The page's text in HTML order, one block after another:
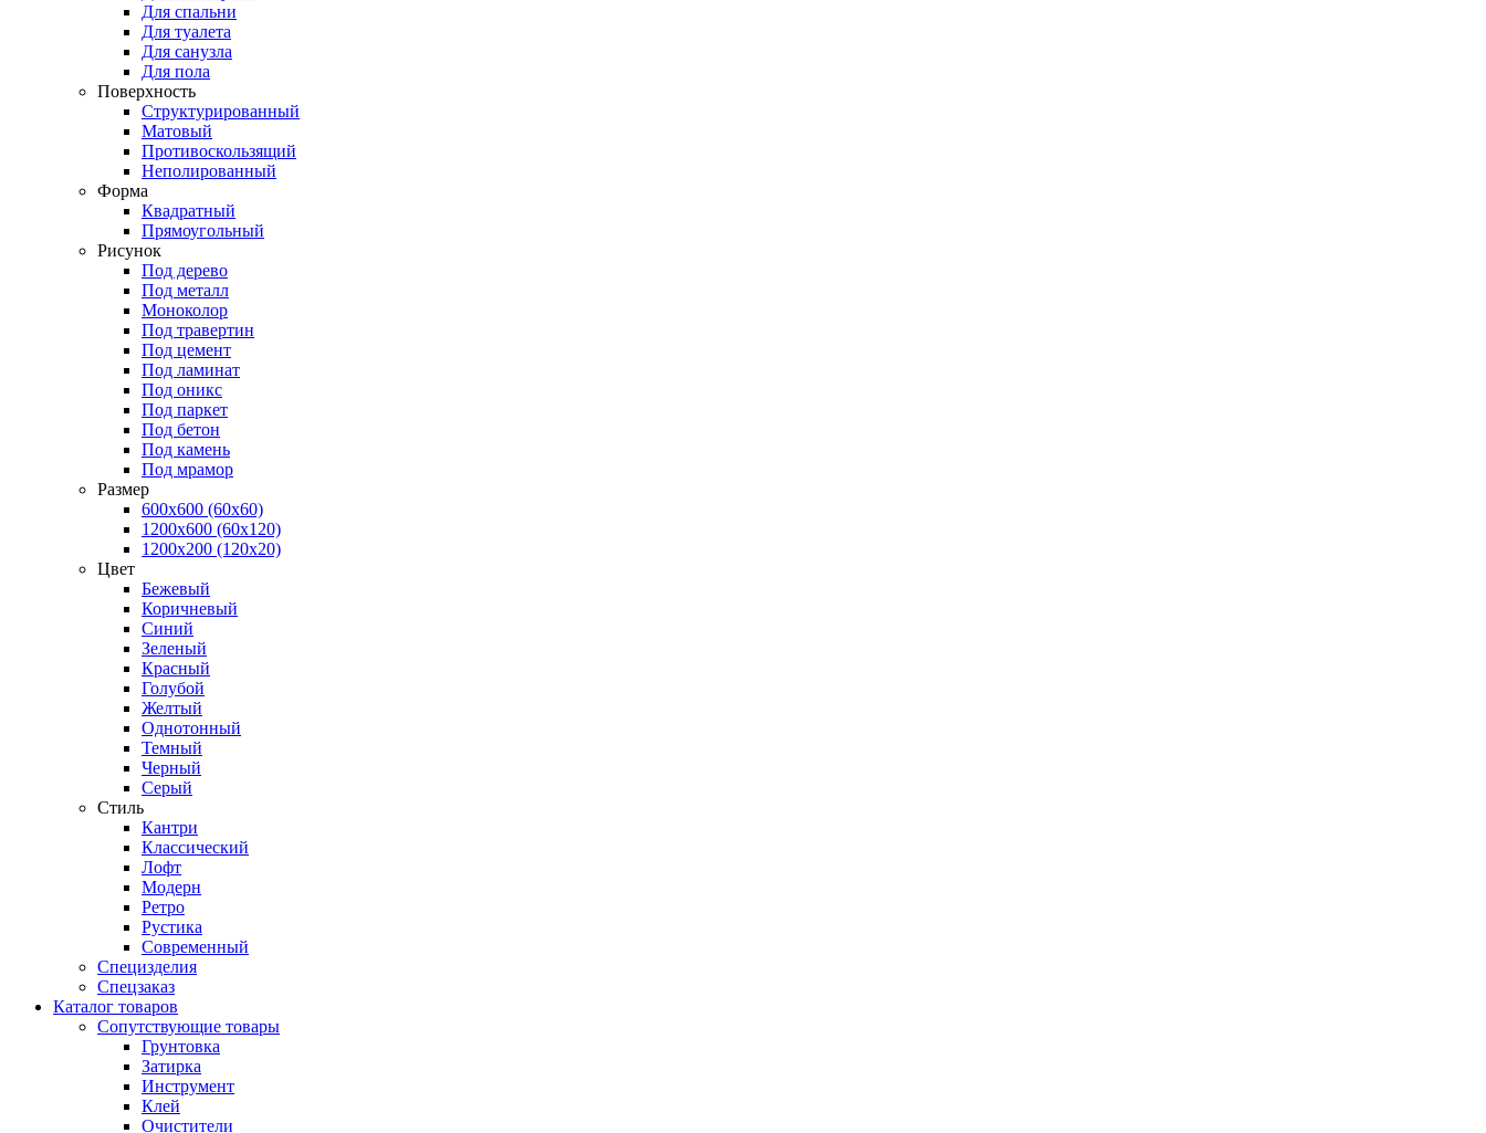
Для спальни
Для туалета
Для санузла
Для пола
Поверхность
Структурированный
Матовый
Противоскользящий
Неполированный
Форма
Квадратный
Прямоугольный
Рисунок
Под дерево
Под металл
Моноколор
Под травертин
Под цемент
Под ламинат
Под оникс
Под паркет
Под бетон
Под камень
Под мрамор
Размер
600х600 (60x60)
1200х600 (60x120)
1200х200 (120x20)
Цвет
Бежевый
Коричневый
Синий
Зеленый
Красный
Голубой
Желтый
Однотонный
Темный
Черный
Серый
Стиль
Кантри
Классический
Лофт
Модерн
Ретро
Рустика
Современный
Специзделия
Спецзаказ
Каталог товаров
Сопутствующие товары
Грунтовка
Затирка
Инструмент
Клей
Очистители